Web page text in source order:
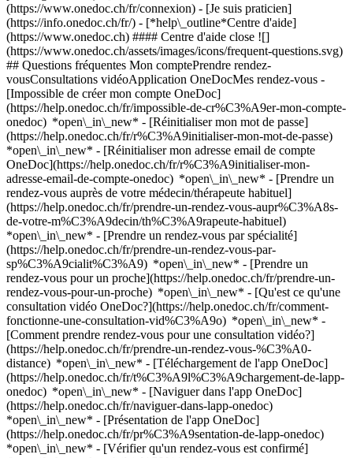
(https://www.onedoc.ch/fr/connexion) - [Je suis praticien]
(https://info.onedoc.ch/fr/) - [*help\_outline*Centre d'aide]
(https://www.onedoc.ch) #### Centre d'aide close ![]
(https://www.onedoc.ch/assets/images/icons/frequent-questions.svg)
## Questions fréquentes Mon comptePrendre rendez-
vousConsultations vidéoApplication OneDocMes rendez-vous -
[Impossible de créer mon compte OneDoc]
(https://help.onedoc.ch/fr/impossible-de-cr%C3%A9er-mon-compte-
onedoc) *open\_in\_new* - [Réinitialiser mon mot de passe]
(https://help.onedoc.ch/fr/r%C3%A9initialiser-mon-mot-de-passe)
*open\_in\_new* - [Réinitialiser mon adresse email de compte
OneDoc](https://help.onedoc.ch/fr/r%C3%A9initialiser-mon-
adresse-email-de-compte-onedoc) *open\_in\_new* - [Prendre un
rendez-vous auprès de votre médecin/thérapeute habituel]
(https://help.onedoc.ch/fr/prendre-un-rendez-vous-aupr%C3%A8s-
de-votre-m%C3%A9decin/th%C3%A9rapeute-habituel)
*open\_in\_new* - [Prendre un rendez-vous par spécialité]
(https://help.onedoc.ch/fr/prendre-un-rendez-vous-par-
sp%C3%A9cialit%C3%A9) *open\_in\_new* - [Prendre un
rendez-vous pour un proche](https://help.onedoc.ch/fr/prendre-un-
rendez-vous-pour-un-proche) *open\_in\_new* - [Qu'est ce qu'une
consultation vidéo OneDoc?](https://help.onedoc.ch/fr/comment-
fonctionne-une-consultation-vid%C3%A9o) *open\_in\_new* -
[Comment prendre rendez-vous pour une consultation vidéo?]
(https://help.onedoc.ch/fr/prendre-un-rendez-vous-%C3%A0-
distance) *open\_in\_new* - [Téléchargement de l'app OneDoc]
(https://help.onedoc.ch/fr/t%C3%A9l%C3%A9chargement-de-lapp-
onedoc) *open\_in\_new* - [Naviguer dans l'app OneDoc]
(https://help.onedoc.ch/fr/naviguer-dans-lapp-onedoc)
*open\_in\_new* - [Présentation de l'app OneDoc]
(https://help.onedoc.ch/fr/pr%C3%A9sentation-de-lapp-onedoc)
*open\_in\_new* - [Vérifier qu'un rendez-vous est confirmé](https://help.onedoc.ch/fr/v%C3%A9rifier-quun-rendez-vous-est-confirm%C3%A9) *open\_in\_new* - [Annuler un rendez-vous pris en ligne sur OneDoc](https://help.onedoc.ch/fr/annuler-un-rendez-vous-pris-en-ligne-sur-onedoc) *open\_in\_new* - [Je ne reçois pas de confirmation de rendez-vous](https://help.onedoc.ch/fr/je-ne-re%C3%A7ois-pas-de-confirmation-de-rendez-vous) *open\_in\_new* [Voir tous nos articles *open\_in\_new*](https://help.onedoc.ch/fr/) # Cabinet de podologie - La Côte ![Badge indiquant un profil vérifié](https://www.onedoc.ch/assets/images/icons/checkmark.svg) ## Cabinet de groupe Carte Présentation L'équipe ![Icône patient avec un signe plus annonçant que le professionnel accepte de nouveaux patients](https://www.onedoc.ch/assets/images/icons/new-patients.svg) ### Patients acceptés Cabinet de podologie - La Côte accepte les nouveaux patients ![Icône mallette annonçant les spécialités du professionnel de santé](https://www.onedoc.ch/assets/images/icons/specialties.svg) ### Spécialités Podologie [*arrow\_drop\_down*Voir plus](https://www.onedoc.ch) ![Icône microscope annonçant les expertises dans lesquelles le professionnel est spécialisé](https://www.onedoc.ch/assets/images/icons/expertises.svg) ### Expertises Bilan podologique Mycose pieds | Mycose ongles Orthonyxie Orthoplastie | Fabrication d'orthèses Soin des pieds [*arrow\_drop\_down*Voir plus](https://www.onedoc.ch) ![Marqueur annonçant la carte et les informations d’accès du cabinet](https://www.onedoc.ch/assets/images/icons/map.svg) ### Carte et informations d'accès #### Cabinet de podologie - La Côte Route de Rolle 3 1188 Gimel #### Horaire d'ouverture Actuellement fermé - Ouvre à 10:00 *expand\_more* Lundi: 09:00 - 16:00 Mardi: 08:00 - 16:00 Mercredi: 08:00 - 18:00 Jeudi: 10:00 - 18:00 Vendredi: 10:00 - 13:00 Samedi: Fermé Dimanche: Fermé ![Icône document annonçant la présentation de l’établissement](https://www.onedoc.ch/assets/images/icons/presentation.svg) ### Présentation de l'établissement Nous sommes des spécialistes du pied, mais pas seulement, __la prise en charge ne s’arrête pas au pied__. Elle comprend aussi les pathologies qui touchent tout le membre inférieur, l’équilibre et la marche. Nous travaillons en cabinet, mais aussi dans les services hospitaliers comme la gériatrie, la psycho-gériatrie, les institutions pour personnes en situation d’handicap, les établissements médicaux sociaux (EMS) et les soins à domicile. __Les soins vont de l’enfant à la personne âgée.__ __Les podologues travaillent souvent en collaboration avec un médecin, un diabétologue, un oncologue ou encore un chirurgien orthopédique.__ Nous n’avons pas le droit de prescription. Tout rendez-vous non décommandé 24h à l'avance vous sera considéré comme dû et facturé. [*arrow\_drop\_down*Voir plus](https://www.onedoc.ch) [](https://assets.onedoc.ch/images/entities/485eb73fcc1882bda755ddf78e62467d84e309b48bac2810803b0cd11363b9e7.png)[![Cabinet de podologie - La Côte, cabinet de groupe à Gimel](https://assets.onedoc.ch/images/entities/80bba16900ca81ad9bc16086c89e6c88917b093bb713b38aa1656756a63fb6f2-small.png "Cabinet de podologie - La Côte, cabinet de groupe à Gimel")](https://assets.onedoc.ch/images/entities/80bba16900ca81ad9bc16086c89e6c88917b093bb713b38aa1656756a63fb6f2.png)[![Cabinet de podologie - La Côte, cabinet de groupe à Gimel](https://assets.onedoc.ch/images/entities/1466f0def1eb8bd2bf75f6e56ddc434a6237bb494e24eb7d38dddb7a8bc1c7ca-small.jpg "Cabinet de podologie - La Côte, cabinet de groupe à Gimel")](https://assets.onedoc.ch/images/entities/1466f0def1eb8bd2bf75f6e56ddc434a6237bb494e24eb7d38dddb7a8bc1c7ca.jpg)[![Cabinet de podologie - La Côte, cabinet de groupe à Gimel](https://assets.onedoc.ch/images/entities/cd2bb861749a6c94eb5e39c07bfe23bb18d2dcef9f842714804266a4c78924a1-small.jpg "Cabinet de podologie - La Côte, cabinet de groupe à Gimel")](https://assets.onedoc.ch/images/entities/cd2bb861749a6c94eb5e39c07bfe23bb18d2dcef9f842714804266a4c78924a1.jpg)[![Cabinet de podologie - La Côte, cabinet de groupe à Gimel](https://assets.onedoc.ch/images/entities/f862325f8008a9653247524832955f4dd5fdd54fa71d35a644d4c5befb27d57b-small.jpg "Cabinet de podologie - La Côte, cabinet de groupe à Gimel")](https://assets.onedoc.ch/images/entities/f862325f8008a9653247524832955f4dd5fdd54fa71d35a644d4c5befb27d57b.jpg) ![Icône groupe de personnes annonçant la liste des professionnels de santé de l’établissement](https://www.onedoc.ch/assets/images/icons/team.svg) ### L'équipe Podologues [![Anne-Laurence Berger, podologue à Gimel](https://assets.onedoc.ch/images/users/94c0c48d10de1088b674771a1e8e598f248ca1c5c3c3410f0a2fa548d37acd0f-small.jpg "Anne-Laurence Berger, podologue à Gimel") \ __Mme Anne-Laurence Berger__](https://www.onedoc.ch/fr/podologue/gimel/pb7ks/anne-laurence-berger) [![Noémie Burnier, podologue à Gimel](https://assets.onedoc.ch/images/users/7935fb2d26607bd1c68f9bf9f3fff480f2f4313ca99e9ca39e914aab30a2b2f2-small.png "Noémie Burnier, podologue à Gimel") \ __Mme Noémie Burnier__](https://www.onedoc.ch/fr/podologue/gimel/pckj8/noemie-burnier) [![Gwendoline Manfrini-Marzo, podologue à Gimel](https://www.onedoc.ch/assets/images/female.png "Gwendoline Manfrini-Marzo, podologue à Gimel") \ __Mme Gwendoline Manfrini-Marzo__](https://www.onedoc.ch/fr/podologue/gimel/pcngp/gwendoline-manfrini-marzo) ![Icône bulle de dialogue annonçant la section FAQ](https://www.onedoc.ch/assets/images/icons/faq.svg) ### FAQ *expand\_more* *keyboard\_arrow\_right* ## Quelle est l'adresse de Cabinet de podologie - La Côte? Cabinet de podologie - La Côte reçoit des patients à Route de Rolle 3, 1188 Gimel. * * * *keyboard\_arrow\_right* ## Quels sont les horaires d'ouverture de Cabinet de podologie - La Côte? Cabinet de podologie - La Côte est ouvert: - Le lundi de 09:00 à 16:00 - Le mardi de 08:00 à 16:00 - Le mercredi de 08:00 à 18:00 - Le jeudi de 10:00 à 18:00 - Le vendredi de 10:00 à 13:00 - Le samedi fermé - Le dimanche fermé * * * *keyboard\_arrow\_right* ## Quel est le numéro de téléphone de Cabinet de podologie - La Côte? Le numéro de téléphone de Cabinet de podologie - La Côte est [021 828 40 90](tel:+41218284090). * * * *keyboard\_arrow\_right* ## Quelles sont les spécialités pratiquées au sein de Cabinet de podologie - La Côte? Cabinet de podologie - La Côte propose des consultations en [Podologie](https://www.onedoc.ch/fr/podologue/gimel). * * * *keyboard\_arrow\_right* ## Quelles sont les expertises de Cabinet de podologie - La Côte? Les expertises de Cabinet de podologie - La Côte sont: [Bilan podologique](https://www.onedoc.ch/fr/bilan-podologique/gimel), [Mycose pieds | Mycose ongles](https://www.onedoc.ch/fr/mycose-pieds-mycose-ongles/gimel), [Orthonyxie](https://www.onedoc.ch/fr/orthonyxie/gimel), [Orthoplastie | Fabrication d'orthèses](https://www.onedoc.ch/fr/orthoplastie-fabrication-d-ortheses/gimel) et [Soin des pieds](https://www.onedoc.ch/fr/soin-des-pieds/gimel). * * * *keyboard\_arrow\_right* ## Est-ce que Cabinet de podologie - La Côte accepte les nouveaux patients? Oui, Cabinet de podologie - La Côte accepte les nouveaux patients. Pour prendre rendez-vous, les nouveaux patients peuvent facilement réserver en ligne via OneDoc. * * * *keyboard\_arrow\_right* ## Quelles sont les langues parlées au sein de Cabinet de podologie - La Côte? Cabinet de podologie - La Côte propose des consultations en Français, Anglais et Italien. 1. [OneDoc](https://www.onedoc.ch/fr/)/ 2. [Cabinet de groupe](https://www.onedoc.ch/fr/cabinet-de-groupe)/ 3. [Canton de Vaud](https://www.onedoc.ch/fr/cabinet-de-groupe/canton-de-vaud)/ 4. [Gimel](https://www.onedoc.ch/fr/cabinet-de-groupe/gimel)/ 5. Cabinet de podologie - La Côte ### Prenez RDV avec Cabinet de podologie - La Côte Renseignez les informations suivantes *check* Spécialité Podologie Podologie Sélectionnez une spécialité * * * 2 Première consultation? Ceci est ma première consultation dans l'établissement pour cette spécialité Je suis déjà suivi·e dans l'établissement pour cette spécialité * * * *touch\_app* Choisissez un créneau horaire *chevron\_left* ven. 31 juil. *chevron\_right* Voir plus de rendez-vous Créneau horaire Prendre rendez-vous ### Téléchargez l'app OneDoc Prenez rendez-vous en ligne chez un médecin, un dentiste ou un thérapeute proche de vous en Suisse. L'application OneDoc vous permet de gérer tous vos rendez-vous médicaux depuis votre natel, n'importe où et n'importe quand. ![Code QR redirigeant vers l’App Store ou Google Play pour télécharger l’app OneDoc Patients](https://www.onedoc.ch/assets/images/download-app-qr.jpeg) Scannez le QR code pour télécharger l’application [![Téléchargez notre application sur l'App Store!](https://www.onedoc.ch/assets/images/app-store-badge-fr.svg)](https://apps.apple.com/ch/app/onedoc/id1592376413?l=fr)[![Téléchargez notre application sur le Google Play Store!](https://www.onedoc.ch/assets/images/google-play-badge-fr.png)](https://play.google.com/store/apps/details?id=ch.onedoc.patient&hl=fr-CH) *keyboard\_arrow\_right* ## Recherches associées [Podologue à Genève](https://www.onedoc.ch/fr/podologue/geneve)[Podologue à Carouge](https://www.onedoc.ch/fr/podologue/carouge)[Podologue à Lausanne](https://www.onedoc.ch/fr/podologue/lausanne)[Podologue à Thônex](https://www.onedoc.ch/fr/podologue/thonex)[Podologue à Nyon](https://www.onedoc.ch/fr/podologue/nyon)[Podologue à Morges](https://www.onedoc.ch/fr/podologue/morges)[Podologue à Vernier](https://www.onedoc.ch/fr/podologue/vernier)[Podologue à Vevey](https://www.onedoc.ch/fr/podologue/vevey)[Podologue à Bussigny](https://www.onedoc.ch/fr/podologue/bussigny)[Podologue à Lancy](https://www.onedoc.ch/fr/podologue/lancy)[Podologue à Gimel](https://www.onedoc.ch/fr/podologue/gimel)[Podologue à Givrins](https://www.onedoc.ch/fr/podologue/givrins)[Podologue